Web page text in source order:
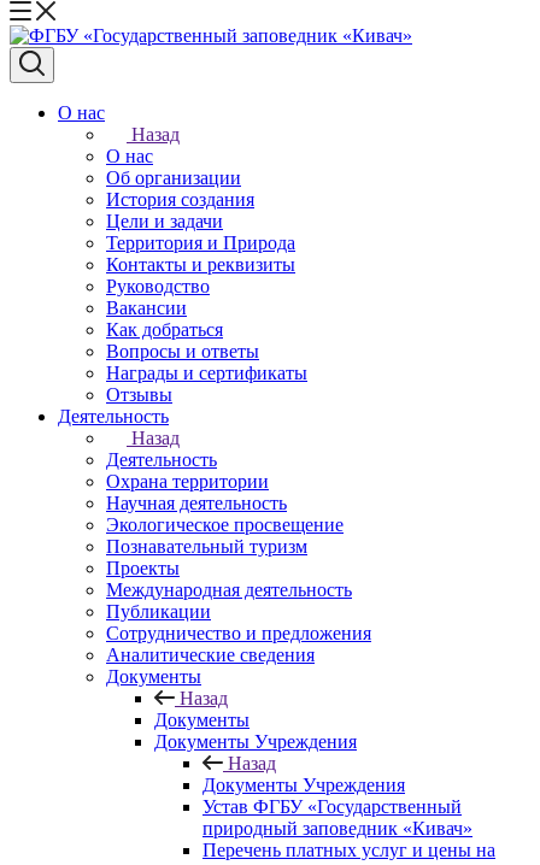
О нас
Назад
О нас
Об организации
История создания
Цели и задачи
Территория и Природа
Контакты и реквизиты
Руководство
Вакансии
Как добраться
Вопросы и ответы
Награды и сертификаты
Отзывы
Деятельность
Назад
Деятельность
Охрана территории
Научная деятельность
Экологическое просвещение
Познавательный туризм
Проекты
Международная деятельность
Публикации
Сотрудничество и предложения
Аналитические сведения
Документы
Назад
Документы
Документы Учреждения
Назад
Документы Учреждения
Устав ФГБУ «Государственный
природный заповедник «Кивач»
Перечень платных услуг и цены на